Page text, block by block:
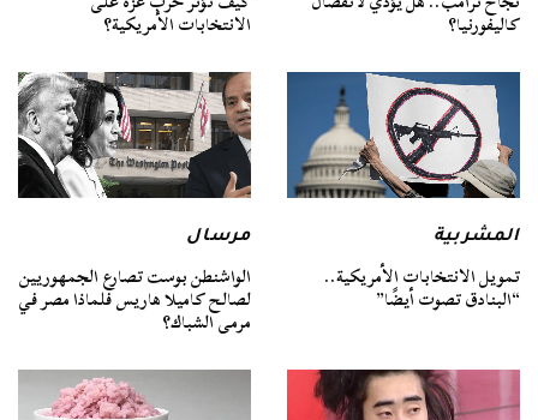
كاليفورنيا؟ الانتخابات الأمريكية؟
المشربية
تمويل الانتخابات الأمريكية..
“البنادق تصوت أيضًا”
مرسال
الواشنطن بوست تصارع الجمهوريين
لصالح كاميلا هاريس فلماذا مصر في
مرمى الشباك؟